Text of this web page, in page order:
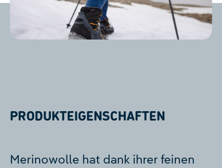
PRODUKTEIGENSCHAFTEN
Merinowolle hat dank ihrer feinen